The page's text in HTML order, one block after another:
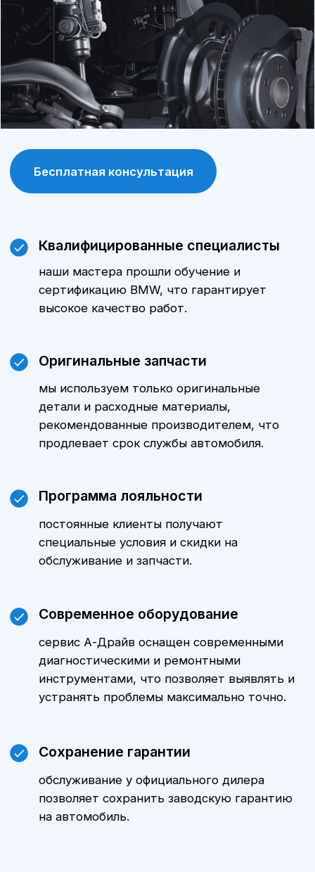
Современное оборудование
сервис А-Драйв оснащен современными
диагностическими и ремонтными
инструментами, что позволяет выявлять и
устранять проблемы максимально точно.
обслуживание у официального дилера
позволяет сохранить заводскую гарантию
специальные условия и скидки на
обслуживание и запчасти.
Цены
обслуживания БМВ 3 серии зависит
от модели автомобиля, пробега и
объема выполняемых работ.
Уточнить стоимость ТО именно для
вашего автомобиля можно,
обратившись к нашим менеджерам.
Мы всегда готовы предложить
оптимальные варианты и